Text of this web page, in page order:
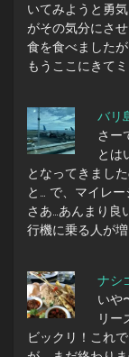
いてみようと勇
がその気分にさ
食を食べました
もうここにきて
バリ
さー
とは
となってきまし
と… で、マイレ
さあ…あんまり良
行機に乗る人が
ナシ
いや
リー
ビックリ！これ